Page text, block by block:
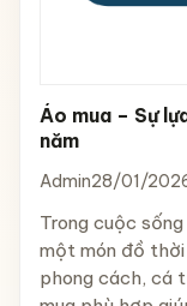
Áo mua – Sự
năm
Admin28/01/
Trong cuộc
một món đồ
phong cách, cá